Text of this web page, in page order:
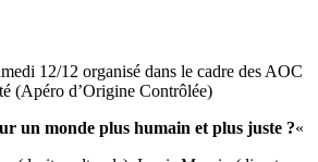
12/12 organisé dans le cadre des AOC
(Apéro d’Origine Contrôlée)
un monde plus humain et plus juste ?«